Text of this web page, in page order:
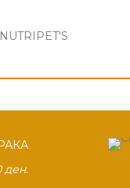
NUTRIPET'S
ден.